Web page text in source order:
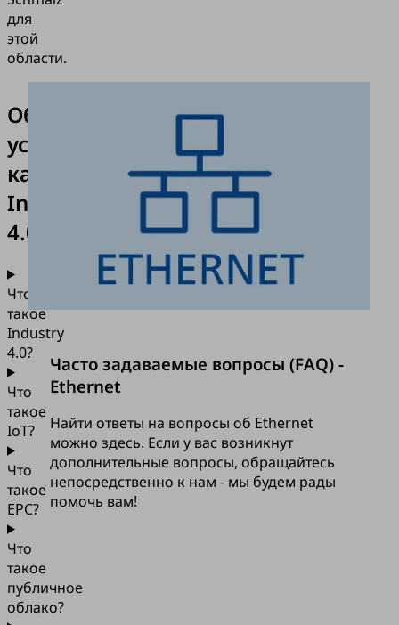
для
этой
области.
Общие
условия
касательно
Industry
4.0.
Что
такое
Industry
4.0?
Что
такое
IoT?
Что
такое
EPC?
Что
такое
публичное
облако?
Часто задаваемые вопросы (FAQ) -
Ethernet
Найти ответы на вопросы об Ethernet
можно здесь. Если у вас возникнут
дополнительные вопросы, обращайтесь
непосредственно к нам - мы будем рады
помочь вам!